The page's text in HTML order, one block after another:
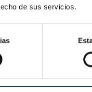
de sus servicios.